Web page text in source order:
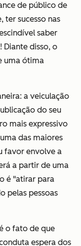
de público de
ter sucesso nas
saber
Diante disso, o
uma ótima
a veiculação
do seu
mais expressivo
das maiores
favor envolve a
a partir de uma
é "atirar para
pelas pessoas
o fato de que
espera dos